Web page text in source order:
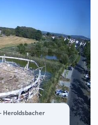
Heroldsbacher